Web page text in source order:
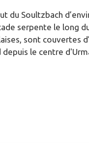
du Soultzbach
serpente le long
sont couvertes
depuis le centre